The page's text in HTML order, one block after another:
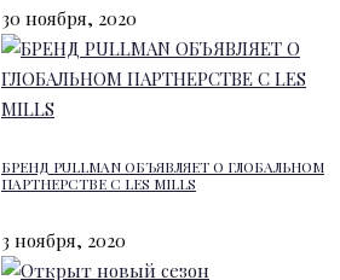
30 ноября, 2020
БРЕНД PULLMAN ОБЪЯВЛЯЕТ О ГЛОБАЛЬНОМ
ПАРТНЕРСТВЕ С LES MILLS
3 ноября, 2020